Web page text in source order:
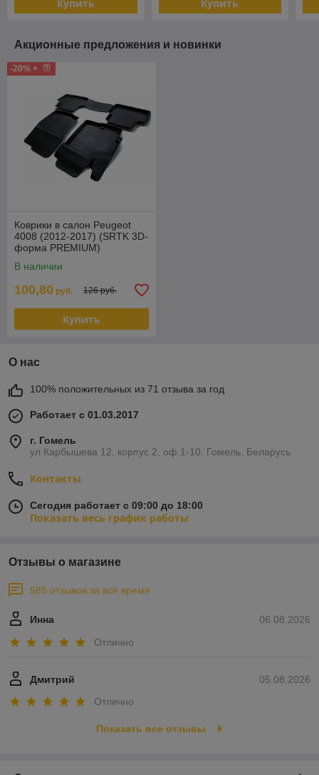
Купить Купить
Акционные предложения и новинки
-20% +
Коврики в салон Peugeot
4008 (2012-2017) (SRTK 3D-
форма PREMIUM)
В наличии
100,80 руб. 126 руб.
Купить
О нас
100% положительных из 71 отзыва за год
Работает с 01.03.2017
г. Гомель
ул Карбышева 12, корпус 2, оф.1-10, Гомель, Беларусь
Контакты
Сегодня работает с 09:00 до 18:00
Показать весь график работы
Отзывы о магазине
585 отзывов за всё время
06.08.2026
Инна
Отлично
05.08.2026
Дмитрий
Отлично
Показать все отзывы